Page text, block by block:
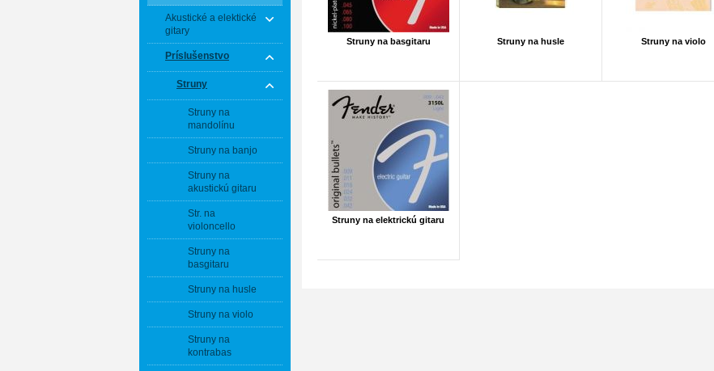
Akustické a elektické
gitary
Príslušenstvo
Struny
Struny na
mandolínu
Struny na banjo
Struny na
akustickú gitaru
Str. na
violoncello
Struny na
basgitaru
Struny na husle
Struny na violo
Struny na
kontrabas
Struny na basgitaru Struny na husle Struny na violo
Struny na elektrickú gitaru